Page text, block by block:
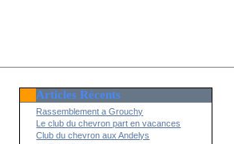
Articles Récents
Rassemblement a Grouchy
Le club du chevron part en vacances
Club du chevron aux Andelys